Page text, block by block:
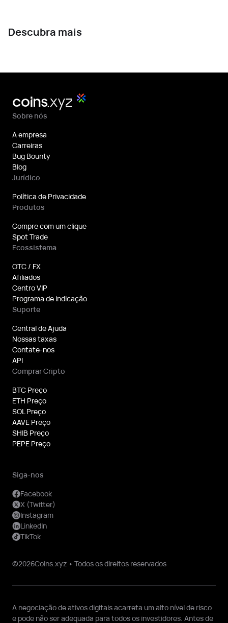
Descubra mais
Sobre nós
A empresa
Carreiras
Bug Bounty
Blog
Jurídico
Política de Privacidade
Produtos
Compre com um clique
Spot Trade
Ecossistema
OTC / FX
Afiliados
Centro VIP
Programa de indicação
Suporte
Central de Ajuda
Nossas taxas
Contate-nos
API
Comprar Cripto
BTC Preço
ETH Preço
SOL Preço
AAVE Preço
SHIB Preço
PEPE Preço
©2026Coins.xyz • Todos os direitos reservados
Siga-nos
Facebook
X (Twitter)
Instagram
LinkedIn
TikTok
A negociação de ativos digitais acarreta um alto nível de risco
e pode não ser adequada para todos os investidores. Antes de